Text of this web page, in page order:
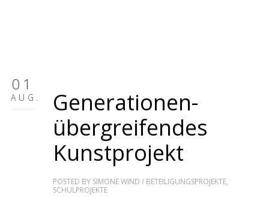
01
AUG.
Generationen-
übergreifendes
Kunstprojekt
POSTED BY SIMONE WIND / BETEILIGUNGSPROJEKTE,
SCHULPROJEKTE